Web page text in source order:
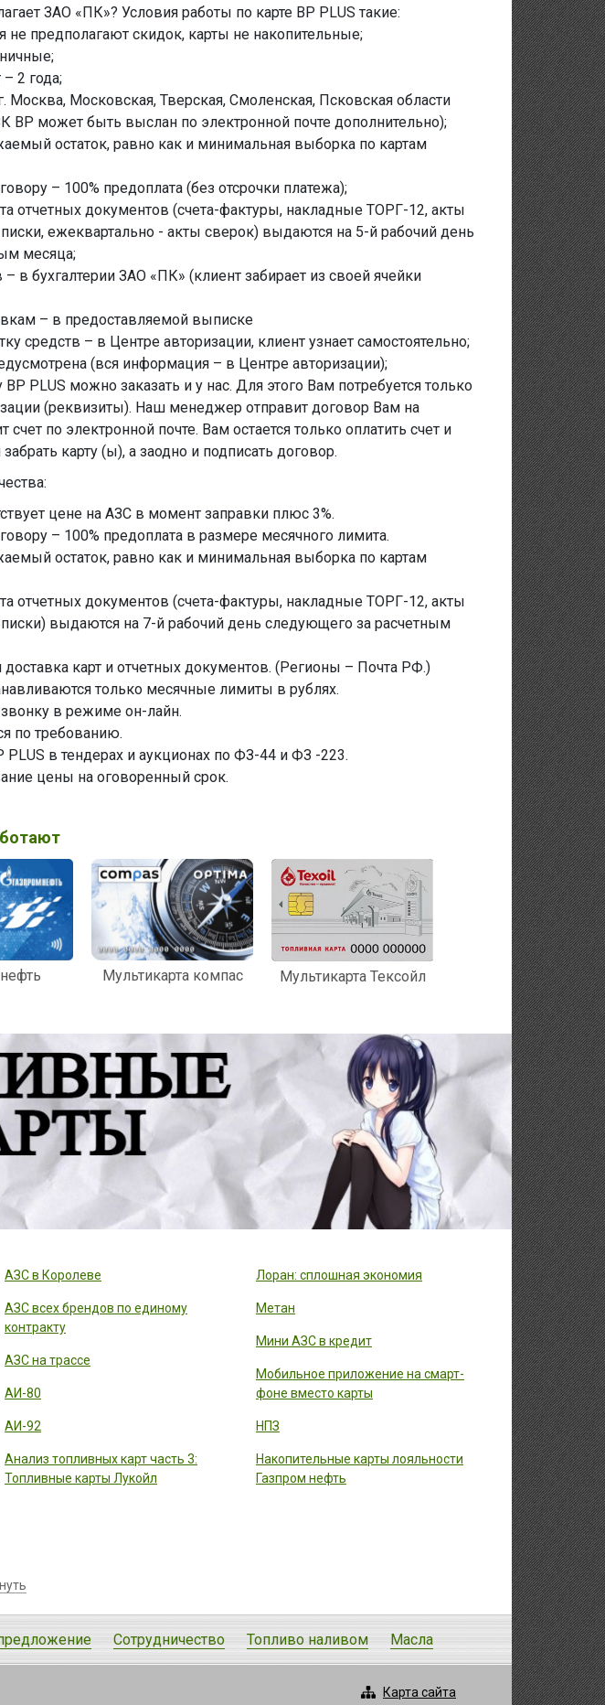
ЗАО «ПК»? Условия работы по карте ВР PLUS такие:
не предполагают скидок, карты не накопительные;
2 года;
Москва, Московская, Тверская, Смоленская, Псковская области
ВР может быть выслан по электронной почте дополнительно);
остаток, равно как и минимальная выборка по картам
– 100% предоплата (без отсрочки платежа);
отчетных документов (счета-фактуры, накладные ТОРГ-12, акты
ежеквартально - акты сверок) выдаются на 5-й рабочий день
месяца;
в бухгалтерии ЗАО «ПК» (клиент забирает из своей ячейки
– в предоставляемой выписке
средств – в Центре авторизации, клиент узнает самостоятельно;
(вся информация – в Центре авторизации);
PLUS можно заказать и у нас. Для этого Вам потребуется только
(реквизиты). Наш менеджер отправит договор Вам на
счет по электронной почте. Вам остается только оплатить счет и
карту (ы), а заодно и подписать договор.
цене на АЗС в момент заправки плюс 3%.
– 100% предоплата в размере месячного лимита.
остаток, равно как и минимальная выборка по картам
отчетных документов (счета-фактуры, накладные ТОРГ-12, акты
выдаются на 7-й рабочий день следующего за расчетным
карт и отчетных документов. (Регионы – Почта РФ.)
только месячные лимиты в рублях.
в режиме он-лайн.
по требованию.
PLUS в тендерах и аукционах по ФЗ-44 и ФЗ -223.
цены на оговоренный срок.
Мультикарта компас Мультикарта Тексойл
АЗС в Королеве
АЗС всех брендов по единому
контракту
АЗС на трассе
АИ-80
АИ-92
Анализ топливных карт часть 3:
Топливные карты Лукойл
Лоран: сплошная экономия
Метан
Мини АЗС в кредит
Мобильное приложение на смарт-
фоне вместо карты
НПЗ
Накопительные карты лояльности
Газпром нефть
Сотрудничество Топливо наливом Масла
Карта сайта